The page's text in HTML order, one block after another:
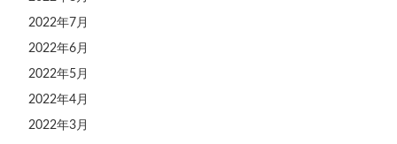
2022年7月
2022年6月
2022年5月
2022年4月
2022年3月